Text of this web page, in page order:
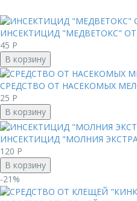
ИНСЕКТИЦИД "МЕДВЕТОКС"
45 Р
В корзину
СРЕДСТВО ОТ НАСЕКОМЫХ
25 Р
В корзину
ИНСЕКТИЦИД "МОЛНИЯ
120 Р
В корзину
-21%